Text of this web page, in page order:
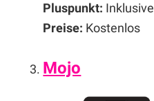
Pluspunkt:
Preise: Kostenlos
Mojo